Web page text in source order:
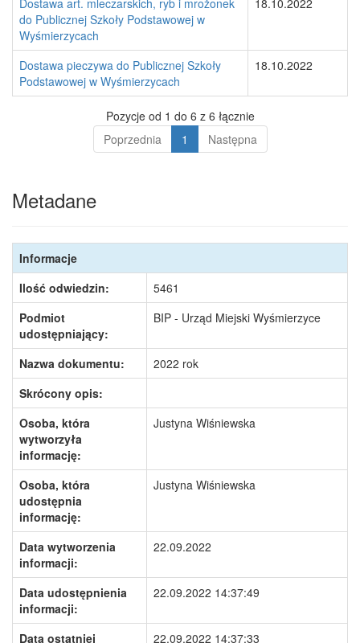
Dostawa art. mleczarskich, ryb i mrożonek
do Publicznej Szkoły Podstawowej w
Wyśmierzycach
18.10.2022
Dostawa pieczywa do Publicznej Szkoły
Podstawowej w Wyśmierzycach
18.10.2022
Pozycje od 1 do 6 z 6 łącznie
Poprzednia
1 Następna
Metadane
Informacje
Ilość odwiedzin:
5461
Podmiot
udostępniający:
BIP - Urząd Miejski Wyśmierzyce
Nazwa dokumentu:
2022 rok
Skrócony opis:
Osoba, która
wytworzyła
informację:
Justyna Wiśniewska
Osoba, która
udostępnia
informację:
Justyna Wiśniewska
Data wytworzenia
informacji:
22.09.2022
Data udostępnienia
informacji:
22.09.2022 14:37:49
Data ostatniej 22.09.2022 14:37:33